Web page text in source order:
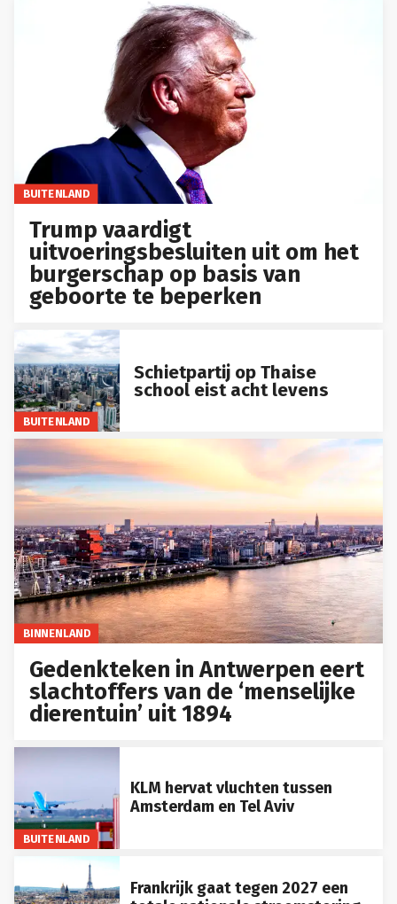
BUITENLAND
Trump vaardigt
uitvoeringsbesluiten uit om het
burgerschap op basis van
geboorte te beperken
BUITENLAND
Schietpartij op Thaise
school eist acht levens
BINNENLAND
Gedenkteken in Antwerpen eert
slachtoffers van de ‘menselijke
dierentuin’ uit 1894
BUITENLAND
KLM hervat vluchten tussen
Amsterdam en Tel Aviv
Frankrijk gaat tegen 2027 een